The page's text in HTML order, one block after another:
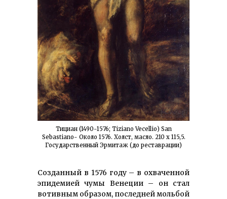
Тициан (1490-1576; Tiziano Vecellio) San
Sebastiano- Около 1576. Холст, масло. 210 x 115,5.
Государственный Эрмитаж (до реставрации)
Созданный в 1576 году – в охваченной
эпидемией чумы Венеции – он стал
вотивным образом, последней мольбой